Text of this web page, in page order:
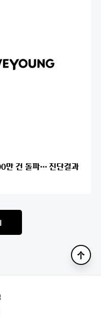
만 건 돌파… 진단결과
맨
로